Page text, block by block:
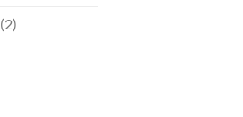
(2)